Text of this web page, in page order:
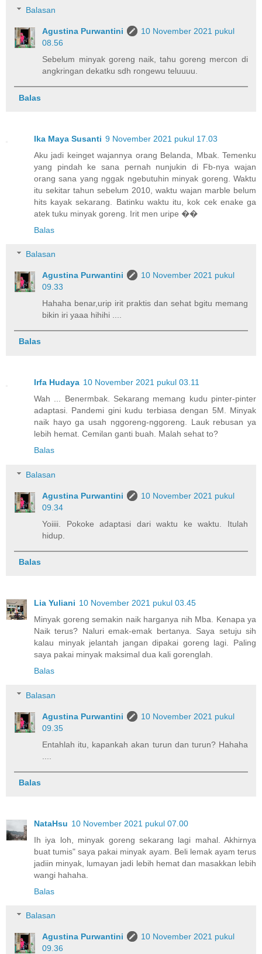
Balasan
Agustina Purwantini
10 November 2021 pukul
08.56
Sebelum minyak goreng naik, tahu goreng mercon di
angkringan dekatku sdh rongewu teluuuu.
Balas
Ika Maya Susanti 9 November 2021 pukul 17.03
Aku jadi keinget wajannya orang Belanda, Mbak. Temenku
yang pindah ke sana pernah nunjukin di Fb-nya wajan
orang sana yang nggak ngebutuhin minyak goreng. Waktu
itu sekitar tahun sebelum 2010, waktu wajan marble belum
hits kayak sekarang. Batinku waktu itu, kok cek enake ga
atek tuku minyak goreng. Irit men uripe ��
Balas
Balasan
Agustina Purwantini
10 November 2021 pukul
09.33
Hahaha benar,urip irit praktis dan sehat bgitu memang
bikin iri yaaa hihihi ....
Balas
Irfa Hudaya 10 November 2021 pukul 03.11
Wah ... Benermbak. Sekarang memang kudu pinter-pinter
adaptasi. Pandemi gini kudu terbiasa dengan 5M. Minyak
naik hayo ga usah nggoreng-nggoreng. Lauk rebusan ya
lebih hemat. Cemilan ganti buah. Malah sehat to?
Balas
Balasan
Agustina Purwantini
10 November 2021 pukul
09.34
Yoiiii. Pokoke adaptasi dari waktu ke waktu. Itulah
hidup.
Balas
Lia Yuliani 10 November 2021 pukul 03.45
Minyak goreng semakin naik harganya nih Mba. Kenapa ya
Naik terus? Naluri emak-emak bertanya. Saya setuju sih
kalau minyak jelantah jangan dipakai goreng lagi. Paling
saya pakai minyak maksimal dua kali gorenglah.
Balas
Balasan
Agustina Purwantini
10 November 2021 pukul
09.35
Entahlah itu, kapankah akan turun dan turun? Hahaha
Balas
NataHsu 10 November 2021 pukul 07.00
Ih iya loh, minyak goreng sekarang lagi mahal. Akhirnya
buat tumis" saya pakai minyak ayam. Beli lemak ayam terus
jadiin minyak, lumayan jadi lebih hemat dan masakkan lebih
wangi hahaha.
Balas
Balasan
Agustina Purwantini
10 November 2021 pukul
09.36